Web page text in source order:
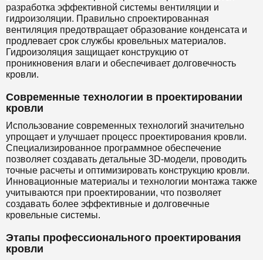
разработка эффективной системы вентиляции и
гидроизоляции. Правильно спроектированная
вентиляция предотвращает образование конденсата и
продлевает срок службы кровельных материалов.
Гидроизоляция защищает конструкцию от
проникновения влаги и обеспечивает долговечность
кровли.
Современные технологии в проектировании
кровли
Использование современных технологий значительно
упрощает и улучшает процесс проектирования кровли.
Специализированное программное обеспечение
позволяет создавать детальные 3D-модели, проводить
точные расчеты и оптимизировать конструкцию кровли.
Инновационные материалы и технологии монтажа также
учитываются при проектировании, что позволяет
создавать более эффективные и долговечные
кровельные системы.
Этапы профессионального проектирования
кровли